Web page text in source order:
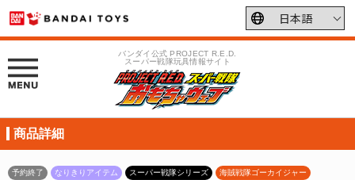
バンダイ公式 PROJECT R.E.D.
スーパー戦隊玩具情報サイト
商品詳細
予約終了 なりきりアイテム スーパー戦隊シリーズ 海賊戦隊ゴーカイジャー